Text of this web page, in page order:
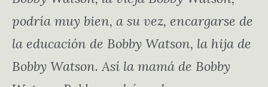
podría muy bien, a su vez, encargarse de
la educación de Bobby Watson, la hija de
Bobby Watson. Así la mamá de Bobby